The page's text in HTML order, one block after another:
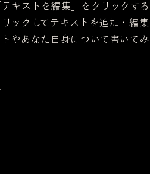
キストを編集」をクリックする
ックしてテキストを追加・編集
やあなた自身について書いてみ